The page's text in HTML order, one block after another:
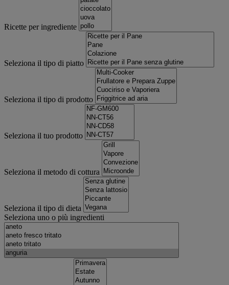
Ricette per ingrediente
Seleziona il tipo di piatto
Seleziona il tipo di prodotto
Seleziona il tuo prodotto
Seleziona il metodo di cottura
Seleziona il tipo di dieta
Seleziona uno o più ingredienti